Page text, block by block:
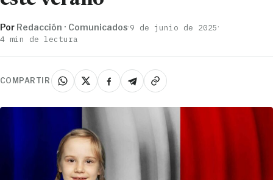
Por Redacción · Comunicados·9 de junio de 2025·
4 min de lectura
COMPARTIR